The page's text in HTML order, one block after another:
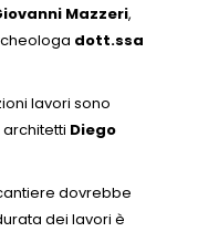
Mazzeri,
dott.ssa
lavori sono
Diego
dovrebbe
dei lavori è